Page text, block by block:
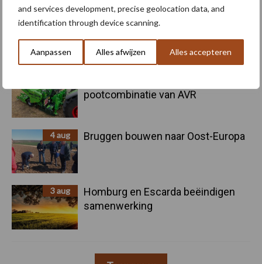
and services development, precise geolocation data, and
identification through device scanning.
Aanpassen Alles afwijzen Alles accepteren
5 aug
Oogst biologische aardappelen in
volle gang
pootcombinatie van AVR
4 aug Bruggen bouwen naar Oost-Europa
3 aug
Homburg en Escarda beëindigen
samenwerking